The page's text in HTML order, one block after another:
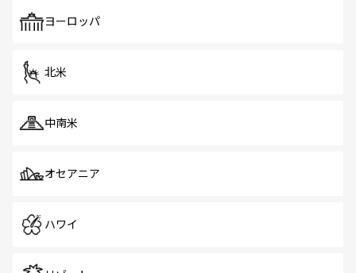
で、ホーカーズは地元の風情を楽しめる外せないスポット
ヨーロッパ
北米
中南米
オセアニア
ハワイ